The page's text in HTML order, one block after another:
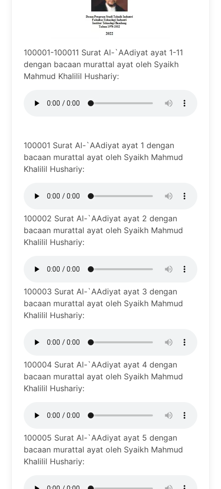
100001-100011 Surat Al-`AAdiyat ayat 1-11
dengan bacaan murattal ayat oleh Syaikh
Mahmud Khalilil Hushariy:
100001 Surat Al-`AAdiyat ayat 1 dengan
bacaan murattal ayat oleh Syaikh Mahmud
Khalilil Hushariy:
100002 Surat Al-`AAdiyat ayat 2 dengan
bacaan murattal ayat oleh Syaikh Mahmud
Khalilil Hushariy:
100003 Surat Al-`AAdiyat ayat 3 dengan
bacaan murattal ayat oleh Syaikh Mahmud
Khalilil Hushariy:
100004 Surat Al-`AAdiyat ayat 4 dengan
bacaan murattal ayat oleh Syaikh Mahmud
Khalilil Hushariy:
100005 Surat Al-`AAdiyat ayat 5 dengan
bacaan murattal ayat oleh Syaikh Mahmud
Khalilil Hushariy: